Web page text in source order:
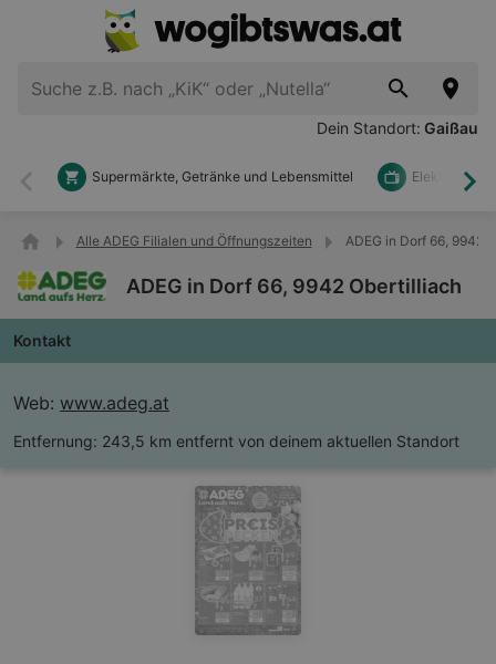
Dein Standort: Gaißau
Zurück
Supermärkte, Getränke und Lebensmittel Elektronik
Alle ADEG Filialen und Öffnungszeiten ADEG in Dorf 66, 9942
ADEG in Dorf 66, 9942 Obertilliach
Kontakt
Web: www.adeg.at
Entfernung: 243,5 km entfernt von deinem aktuellen Standort